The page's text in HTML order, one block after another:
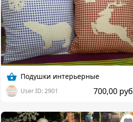
Подушки интерьерные
User ID: 2901 700,00 руб